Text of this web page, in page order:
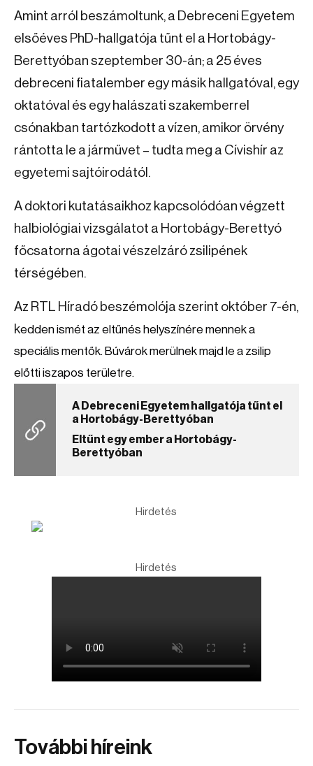
Amint arról beszámoltunk, a Debreceni Egyetem
elsőéves PhD-hallgatója tűnt el a Hortobágy-
Berettyóban szeptember 30-án; a 25 éves
debreceni fiatalember egy másik hallgatóval, egy
oktatóval és egy halászati szakemberrel
csónakban tartózkodott a vízen, amikor örvény
rántotta le a járművet – tudta meg a Cívishír az
egyetemi sajtóirodától.
A doktori kutatásaikhoz kapcsolódóan végzett
halbiológiai vizsgálatot a Hortobágy-Berettyó
főcsatorna ágotai vészelzáró zsilipének
térségében.
Az RTL Híradó beszémolója szerint október 7-én,
kedden ismét az eltűnés helyszínére mennek a
speciális mentők. Búvárok merülnek majd le a zsilip
előtti iszapos területre.
A Debreceni Egyetem hallgatója tűnt el
a Hortobágy-Berettyóban
Eltűnt egy ember a Hortobágy-
Berettyóban
Hirdetés
Hirdetés
További híreink